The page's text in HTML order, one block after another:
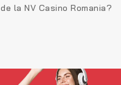
de la NV Casino Romania?